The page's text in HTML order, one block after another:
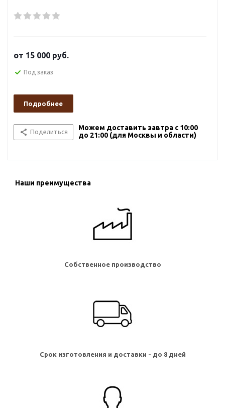
от 15 000 руб.
Под заказ
Подробнее
Поделиться
Можем доставить завтра с 10:00
до 21:00 (для Москвы и области)
Наши преимущества
Собственное производство
Срок изготовления и доставки - до 8 дней